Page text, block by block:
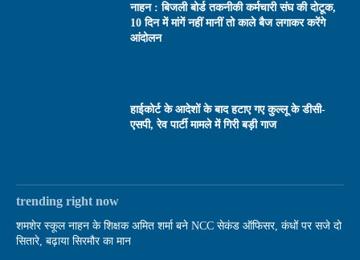
नाहन : बिजली बोर्ड तकनीकी कर्मचारी संघ की दोटूक,
10 दिन में मांगें नहीं मानीं तो काले बैज लगाकर करेंगे
आंदोलन
हाईकोर्ट के आदेशों के बाद हटाए गए कुल्लू के डीसी-
एसपी, रेव पार्टी मामले में गिरी बड़ी गाज
trending right now
शमशेर स्कूल नाहन के शिक्षक अमित शर्मा बने NCC सेकंड ऑफिसर, कंधों पर सजे दो
सितारे, बढ़ाया सिरमौर का मान